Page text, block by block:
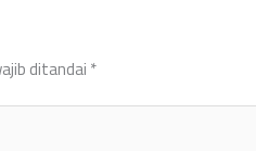
ditandai*